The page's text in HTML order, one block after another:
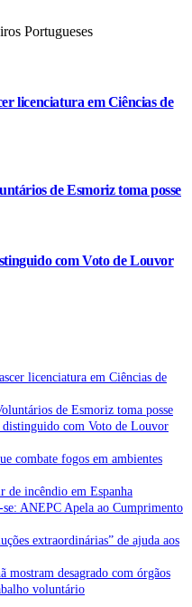
licenciatura em Ciências de
de Esmoriz toma posse
com Voto de Louvor
licenciatura em Ciências de
de Esmoriz toma posse
com Voto de Louvor
combate fogos em ambientes
de incêndio em Espanha
ANEPC Apela ao Cumprimento
extraordinárias” de ajuda aos
mostram desagrado com órgãos
voluntário